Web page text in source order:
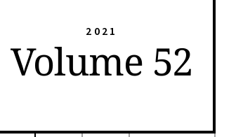
2021
Volume 52